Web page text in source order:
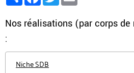
Nos réalisations (par corps
:
Niche SDB